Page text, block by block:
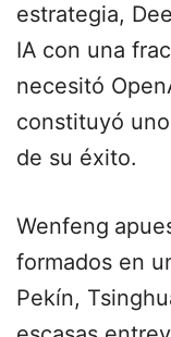
estrategia,
IA con una
necesitó
constituyó
de su éxito.
Wenfeng
formados en
Pekín,